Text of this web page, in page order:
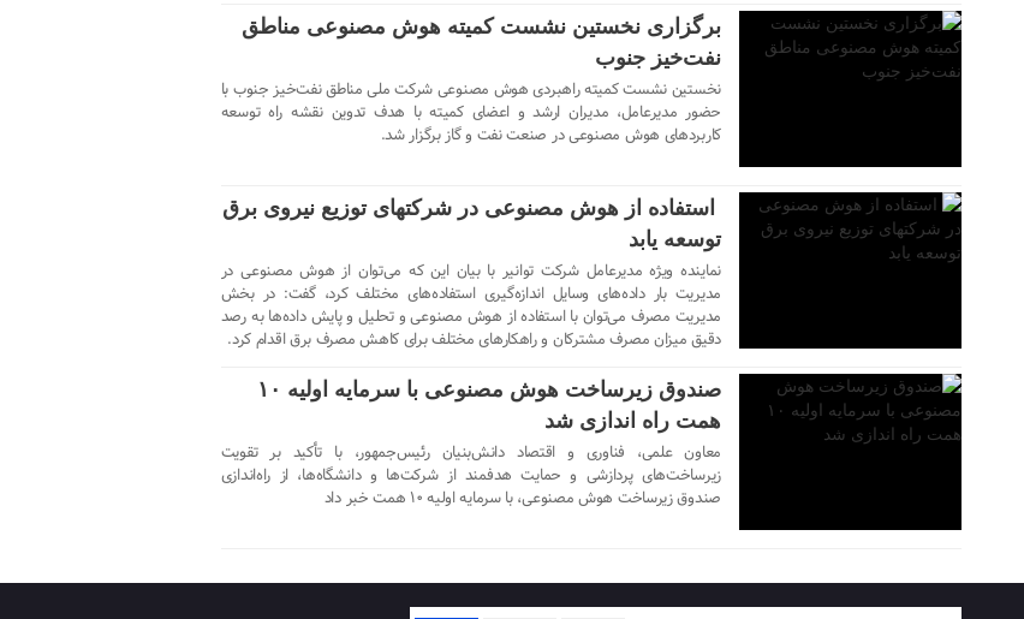
برگزاری نخستین نشست کمیته هوش مصنوعی مناطق
نفت‌خیز جنوب
نخستین نشست کمیته راهبردی هوش مصنوعی شرکت ملی مناطق نفت‌خیز جنوب با
حضور مدیرعامل، مدیران ارشد و اعضای کمیته با هدف تدوین نقشه‌ راه توسعه
کاربردهای هوش مصنوعی در صنعت نفت و گاز برگزار شد.
استفاده از هوش مصنوعی در شرکتهای توزیع نیروی برق
توسعه یابد
نماینده ویژه مدیرعامل شرکت توانیر با بیان این که می‌توان از هوش مصنوعی در
مدیریت بار داده‌های وسایل اندازه‌گیری استفاده‌های مختلف کرد، گفت: در بخش
مدیریت مصرف می‌توان با استفاده از هوش مصنوعی و تحلیل و پایش داده‌ها به رصد
دقیق میزان مصرف مشترکان و راهکارهای مختلف برای کاهش مصرف برق اقدام کرد.
صندوق زیرساخت هوش مصنوعی با سرمایه اولیه ۱۰
همت راه اندازی شد
معاون علمی، فناوری و اقتصاد دانش‌بنیان رئیس‌جمهور، با تأکید بر تقویت
زیرساخت‌های پردازشی و حمایت هدفمند از شرکت‌ها و دانشگاه‌ها، از راه‌اندازی
صندوق زیرساخت هوش مصنوعی، با سرمایه اولیه ۱۰ همت خبر داد